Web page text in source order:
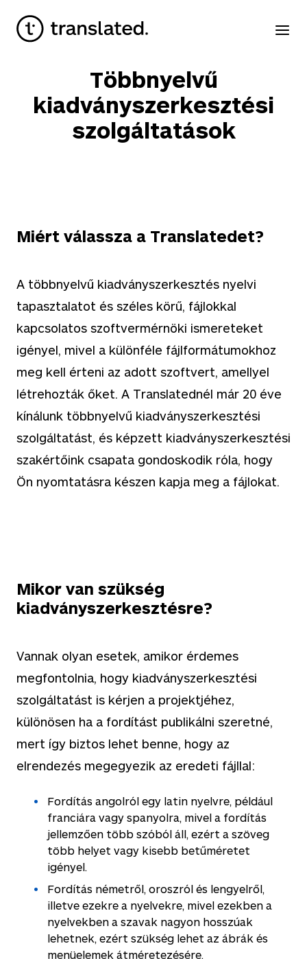
Többnyelvű
kiadványszerkesztési
szolgáltatások
Miért válassza a Translatedet?
A többnyelvű kiadványszerkesztés nyelvi
tapasztalatot és széles körű, fájlokkal
kapcsolatos szoftvermérnöki ismereteket
igényel, mivel a különféle fájlformátumokhoz
meg kell érteni az adott szoftvert, amellyel
létrehozták őket. A Translatednél már 20 éve
kínálunk többnyelvű kiadványszerkesztési
szolgáltatást, és képzett kiadványszerkesztési
szakértőink csapata gondoskodik róla, hogy
Ön nyomtatásra készen kapja meg a fájlokat.
Mikor van szükség
kiadványszerkesztésre?
Vannak olyan esetek, amikor érdemes
megfontolnia, hogy kiadványszerkesztési
szolgáltatást is kérjen a projektjéhez,
különösen ha a fordítást publikálni szeretné,
mert így biztos lehet benne, hogy az
elrendezés megegyezik az eredeti fájllal:
Fordítás angolról egy latin nyelvre, például
franciára vagy spanyolra, mivel a fordítás
jellemzően több szóból áll, ezért a szöveg
több helyet vagy kisebb betűméretet
igényel.
Fordítás németről, oroszról és lengyelről,
illetve ezekre a nyelvekre, mivel ezekben a
nyelvekben a szavak nagyon hosszúak
lehetnek, ezért szükség lehet az ábrák és
menüelemek átméretezésére.